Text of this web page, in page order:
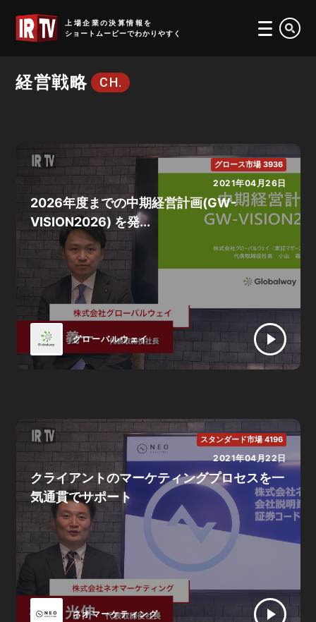
上場企業の決算情報を
ショートムービーでわかりやすく
経営戦略 CH.
グロース市場 3936
2021年04月26日
グローバルウェイ
2026年度までの中期経営計画(GW-
VISION2026) を発...
スタンダード市場 4196
2021年04月22日
ネオマーケティング
クライアントのマーケティングプロセスを一
気通貫でサポート